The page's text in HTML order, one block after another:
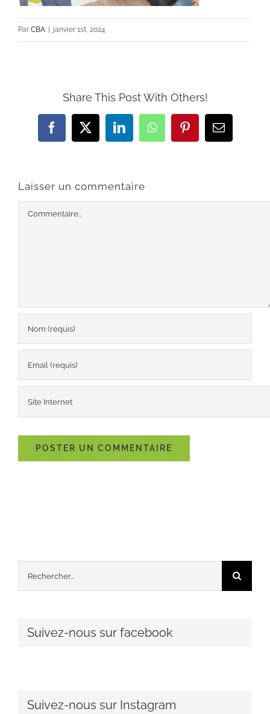
Par CBA | janvier 1st, 2024
Share This Post With Others!
Facebook
X LinkedInWhatsAppPinterestEmail
Laisser un commentaire
Commentaire
Rechercher:
Suivez-nous sur facebook
Suivez-nous sur Instagram